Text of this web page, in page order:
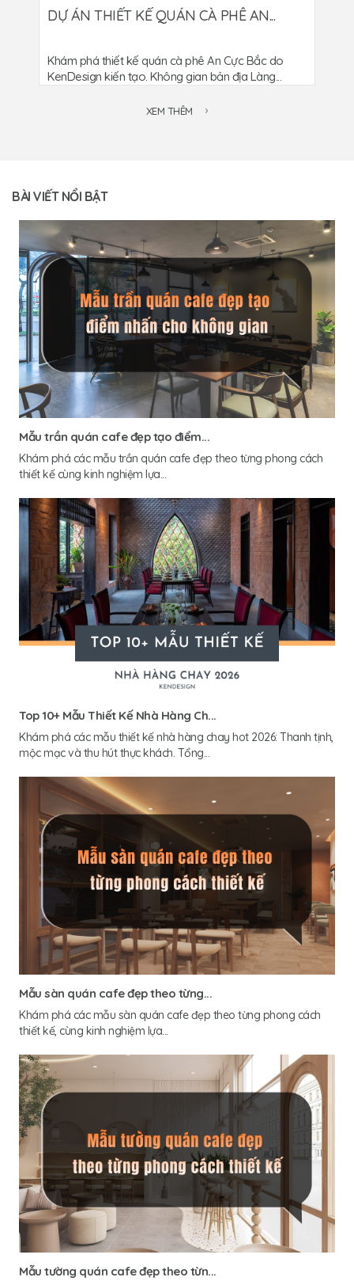
DỰ ÁN THIẾT KẾ QUÁN CÀ PHÊ AN...
Khám phá thiết kế quán cà phê An Cực Bắc do
KenDesign kiến tạo. Không gian bản địa Làng...
XEM THÊM
BÀI VIẾT NỔI BẬT
Mẫu trần quán cafe đẹp tạo điểm...
Khám phá các mẫu trần quán cafe đẹp theo từng phong cách
thiết kế cùng kinh nghiệm lựa...
Top 10+ Mẫu Thiết Kế Nhà Hàng Ch...
Khám phá các mẫu thiết kế nhà hàng chay hot 2026: Thanh tịnh,
mộc mạc và thu hút thực khách. Tổng...
Mẫu sàn quán cafe đẹp theo từng...
Khám phá các mẫu sàn quán cafe đẹp theo từng phong cách
thiết kế, cùng kinh nghiệm lựa...
Mẫu tường quán cafe đẹp theo từn...